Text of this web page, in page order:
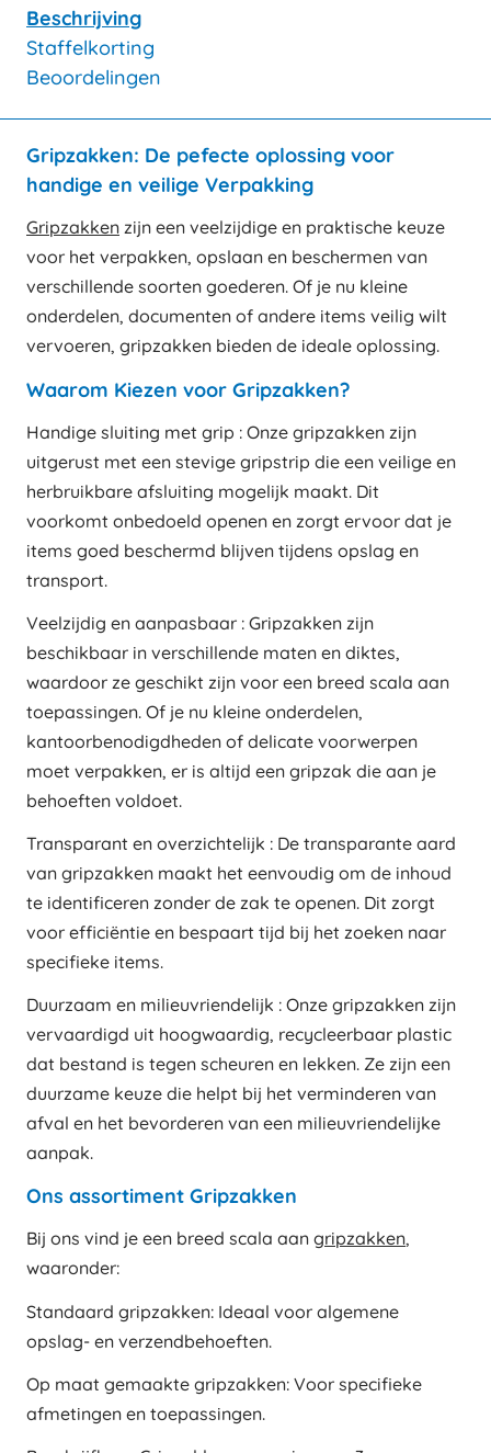
Beschrijving
Staffelkorting
Beoordelingen
Gripzakken: De pefecte oplossing voor
handige en veilige Verpakking
Gripzakken zijn een veelzijdige en praktische keuze
voor het verpakken, opslaan en beschermen van
verschillende soorten goederen. Of je nu kleine
onderdelen, documenten of andere items veilig wilt
vervoeren, gripzakken bieden de ideale oplossing.
Waarom Kiezen voor Gripzakken?
Handige sluiting met grip : Onze gripzakken zijn
uitgerust met een stevige gripstrip die een veilige en
herbruikbare afsluiting mogelijk maakt. Dit
voorkomt onbedoeld openen en zorgt ervoor dat je
items goed beschermd blijven tijdens opslag en
transport.
Veelzijdig en aanpasbaar : Gripzakken zijn
beschikbaar in verschillende maten en diktes,
waardoor ze geschikt zijn voor een breed scala aan
toepassingen. Of je nu kleine onderdelen,
kantoorbenodigdheden of delicate voorwerpen
moet verpakken, er is altijd een gripzak die aan je
behoeften voldoet.
Transparant en overzichtelijk : De transparante aard
van gripzakken maakt het eenvoudig om de inhoud
te identificeren zonder de zak te openen. Dit zorgt
voor efficiëntie en bespaart tijd bij het zoeken naar
specifieke items.
Duurzaam en milieuvriendelijk : Onze gripzakken zijn
vervaardigd uit hoogwaardig, recycleerbaar plastic
dat bestand is tegen scheuren en lekken. Ze zijn een
duurzame keuze die helpt bij het verminderen van
afval en het bevorderen van een milieuvriendelijke
aanpak.
Ons assortiment Gripzakken
Bij ons vind je een breed scala aan gripzakken,
waaronder:
Standaard gripzakken: Ideaal voor algemene
opslag- en verzendbehoeften.
Op maat gemaakte gripzakken: Voor specifieke
afmetingen en toepassingen.